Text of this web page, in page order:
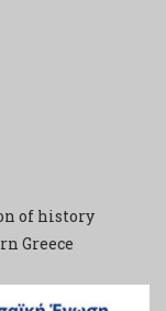
of history
Greece